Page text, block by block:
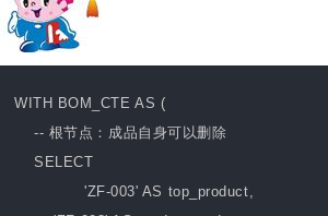
WITH BOM_CTE AS (
-- 根节点：成品自身可以删除
SELECT
'ZF-003' AS top_product,